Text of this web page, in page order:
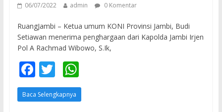
06/07/2022 admin 0 Komentar
RuangJambi – Ketua umum KONI Provinsi Jambi, Budi
Setiawan menerima penghargaan dari Kapolda Jambi Irjen
Pol A Rachmad Wibowo, S.Ik,
F
ac
e
T
w
itt
W
h
at
Baca Selengkapnya